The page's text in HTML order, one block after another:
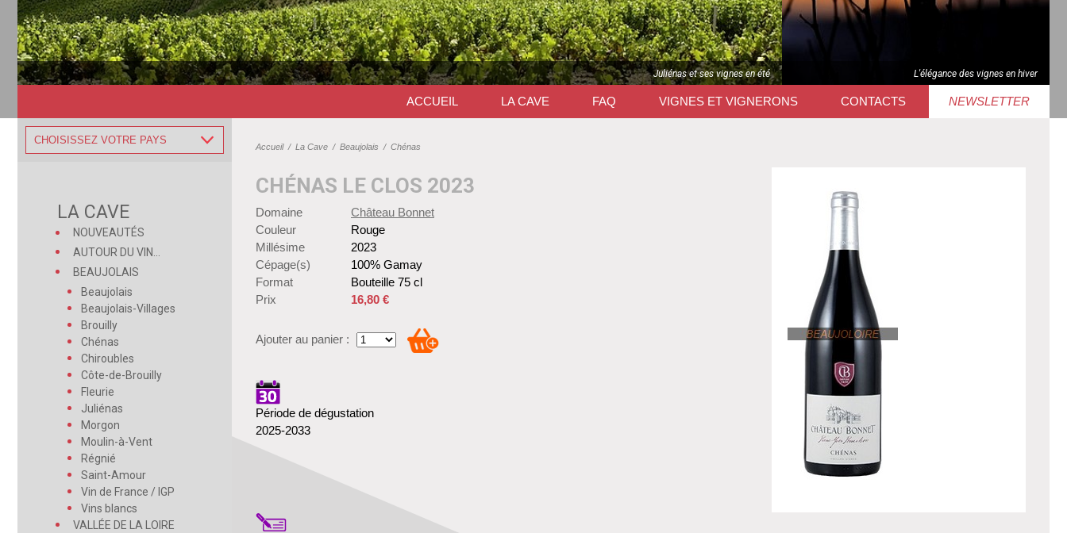
Juliénas et ses vignes en été L'élégance des vignes en hiver
ACCUEIL LA CAVE FAQ VIGNES ET VIGNERONS CONTACTS NEWSLETTER
CHOISISSEZ VOTRE PAYS
LA CAVE
NOUVEAUTÉS
AUTOUR DU VIN...
BEAUJOLAIS
Beaujolais
Beaujolais-Villages
Brouilly
Chénas
Chiroubles
Côte-de-Brouilly
Fleurie
Juliénas
Morgon
Moulin-à-Vent
Régnié
Saint-Amour
Vin de France / IGP
Vins blancs
VALLÉE DE LA LOIRE
Accueil/ La Cave / Beaujolais / Chénas
CHÉNAS LE CLOS 2023
Domaine
Château Bonnet
Couleur
Rouge
Millésime
2023
Cépage(s)
100% Gamay
Format
Bouteille 75 cl
Prix
16,80 €
Ajouter au panier :
Période de dégustation
2025-2033